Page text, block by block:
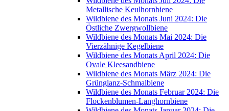
Metallische Keulhornbiene
Wildbiene des Monats Juni 2024: Die
Östliche Zwergwollbiene
Wildbiene des Monats Mai 2024: Die
Vierzähnige Kegelbiene
Wildbiene des Monats April 2024: Die
Ovale Kleesandbiene
Wildbiene des Monats März 2024: Die
Grünglanz-Schmalbiene
Wildbiene des Monats Februar 2024: Die
Flockenblumen-Langhornbiene